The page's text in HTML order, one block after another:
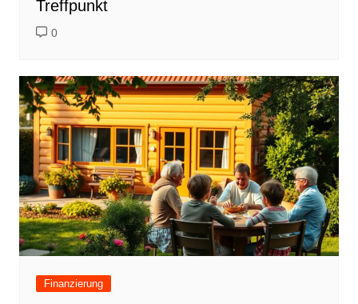
Treffpunkt
0
Finanzierung